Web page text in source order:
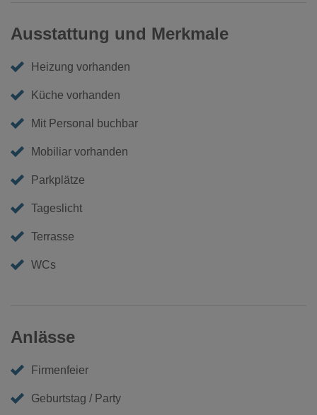
Ausstattung und Merkmale
Heizung vorhanden
Küche vorhanden
Mit Personal buchbar
Mobiliar vorhanden
Parkplätze
Tageslicht
Terrasse
WCs
Anlässe
Firmenfeier
Geburtstag / Party